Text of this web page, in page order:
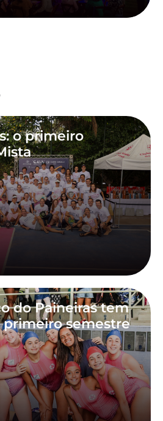
o primeiro
do Paineiras tem
semestre